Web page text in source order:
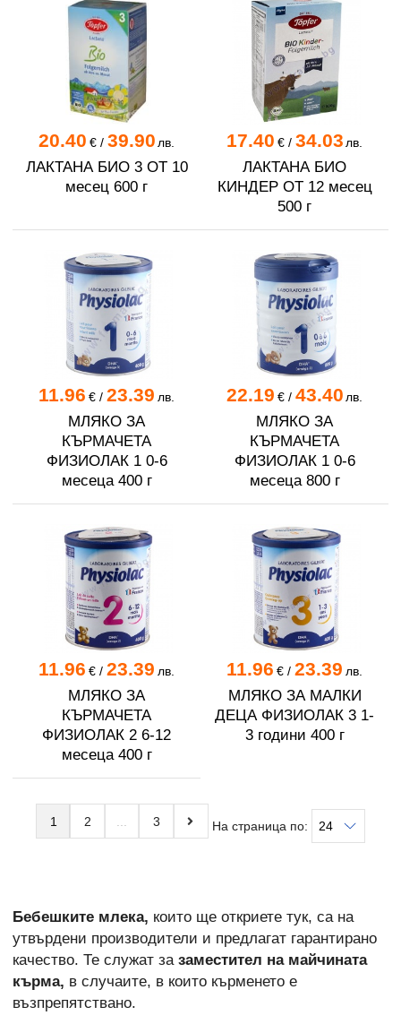
20.40 €/ 39.90 лв.
ЛАКТАНА БИО 3 OT 10
месец 600 г
17.40 €/ 34.03 лв.
ЛАКТАНА БИО
КИНДЕР ОТ 12 месец
500 г
11.96 € / 23.39 лв.
МЛЯКО ЗА
КЪРМАЧЕТА
ФИЗИОЛАК 1 0-6
месеца 400 г
22.19 €/ 43.40 лв.
МЛЯКО ЗА
КЪРМАЧЕТА
ФИЗИОЛАК 1 0-6
месеца 800 г
11.96 € / 23.39 лв.
МЛЯКО ЗА
КЪРМАЧЕТА
ФИЗИОЛАК 2 6-12
месеца 400 г
11.96 € / 23.39 лв.
МЛЯКО ЗА МАЛКИ
ДЕЦА ФИЗИОЛАК 3 1-
3 години 400 г
1 2 3 На страница по:
Бебешките млека, които ще откриете тук, са на
утвърдени производители и предлагат гарантирано
качество. Те служат зазаместител на майчината
кърма, в случаите, в които кърменето е
възпрепятствано.